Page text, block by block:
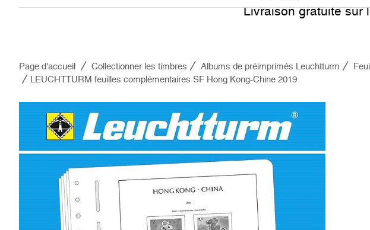
Livraison gratuite sur
Page d'accueil Collectionner les timbres Albums de préimprimés Leuchtturm
LEUCHTTURM feuilles complémentaires SF Hong Kong-Chine 2019